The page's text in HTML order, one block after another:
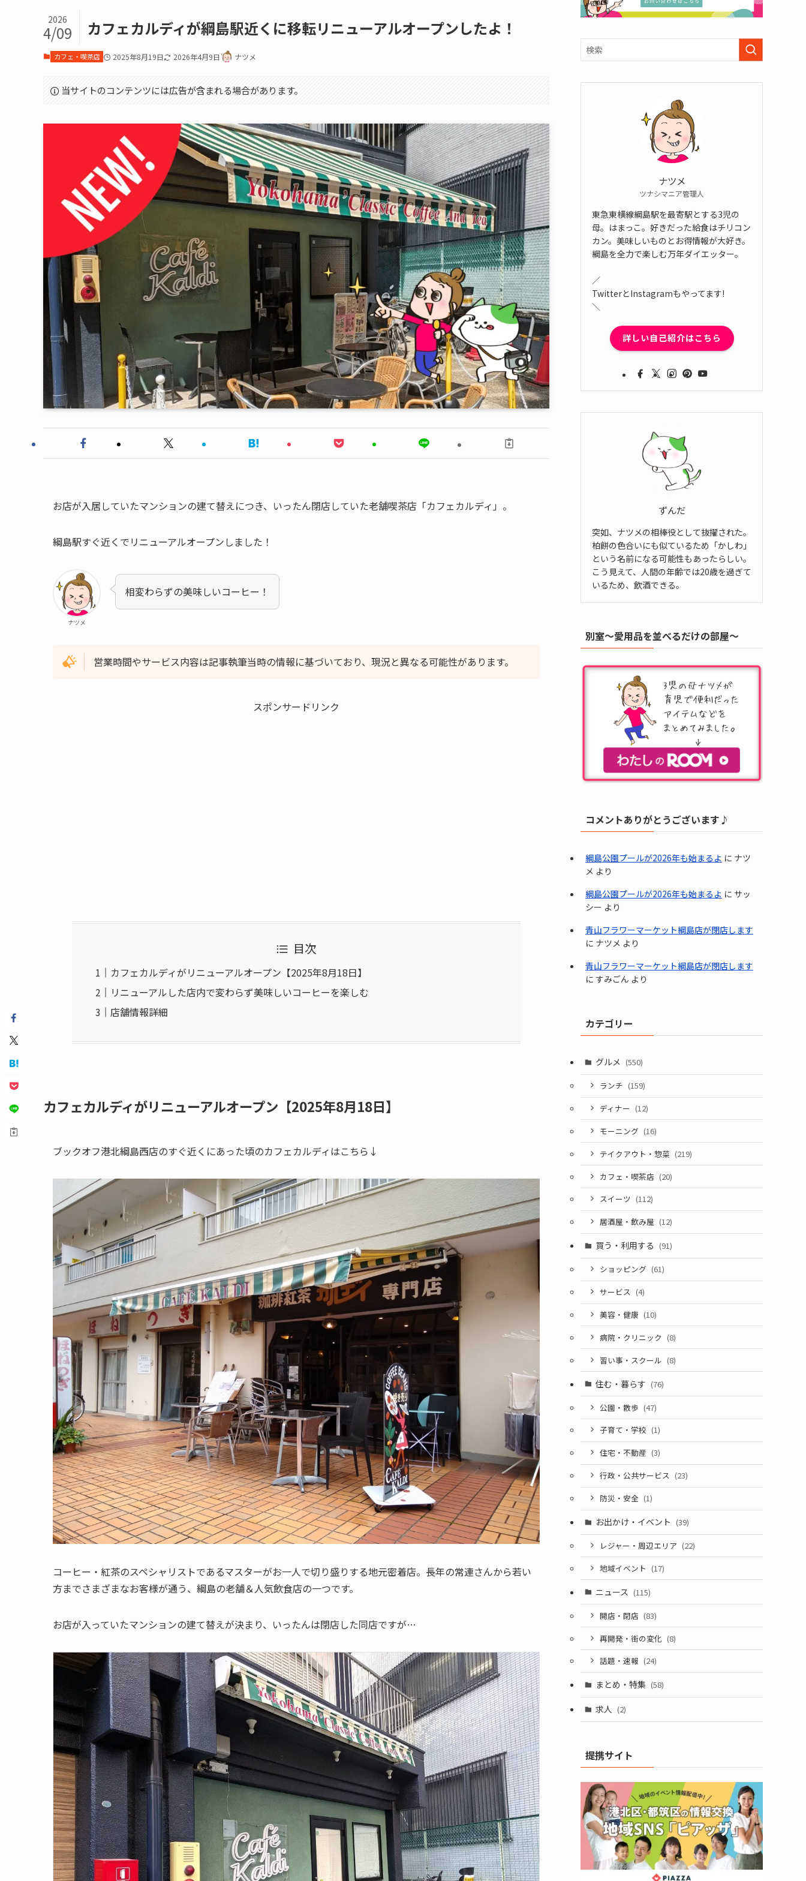
カフェカルディが綱島駅近くに移転リニューアルオープンしたよ！
2026
4/09
カフェ・喫茶店 2025年8月19日 2026年4月9日 ナツメ
当サイトのコンテンツには広告が含まれる場合があります。
お店が入居していたマンションの建て替えにつき、いったん閉店していた老舗喫茶店「カフェカルディ」。
綱島駅すぐ近くでリニューアルオープンしました！
ナツメ
相変わらずの美味しいコーヒー！
営業時間やサービス内容は記事執筆当時の情報に基づいており、現況と異なる可能性があります。
スポンサードリンク
目次
カフェカルディがリニューアルオープン【2025年8月18日】
リニューアルした店内で変わらず美味しいコーヒーを楽しむ
店舗情報詳細
カフェカルディがリニューアルオープン【2025年8月18日】
ブックオフ港北綱島西店のすぐ近くにあった頃のカフェカルディはこちら↓
コーヒー・紅茶のスペシャリストであるマスターがお一人で切り盛りする地元密着店。長年の常連さんから若い
方までさまざまなお客様が通う、綱島の老舗＆人気飲食店の一つです。
お店が入っていたマンションの建て替えが決まり、いったんは閉店した同店ですが…
ナツメ
ツナシマニア管理人
東急東横線綱島駅を最寄駅とする3児の
母。はまっこ。好きだった給食はチリコン
カン。美味しいものとお得情報が大好き。
綱島を全力で楽しむ万年ダイエッター。
／
TwitterとInstagramもやってます!
＼
詳しい自己紹介はこちら
ずんだ
突如、ナツメの相棒役として抜擢された。
柏餅の色合いにも似ているため「かしわ」
という名前になる可能性もあったらしい。
こう見えて、人間の年齢では20歳を過ぎて
いるため、飲酒できる。
別室～愛用品を並べるだけの部屋～
コメントありがとうございます♪
綱島公園プールが2026年も始まるよ に ナツ
メ より
綱島公園プールが2026年も始まるよ に サッ
シー より
青山フラワーマーケット綱島店が閉店します
に ナツメ より
青山フラワーマーケット綱島店が閉店します
に すみごん より
カテゴリー
グルメ (550)
ランチ (159)
ディナー (12)
モーニング (16)
テイクアウト・惣菜 (219)
カフェ・喫茶店 (20)
スイーツ (112)
居酒屋・飲み屋 (12)
買う・利用する (91)
ショッピング (61)
サービス (4)
美容・健康 (10)
病院・クリニック (8)
習い事・スクール (8)
住む・暮らす (76)
公園・散歩 (47)
子育て・学校 (1)
住宅・不動産 (3)
行政・公共サービス (23)
防災・安全 (1)
お出かけ・イベント (39)
レジャー・周辺エリア (22)
地域イベント (17)
ニュース (115)
開店・閉店 (83)
再開発・街の変化 (8)
話題・速報 (24)
まとめ・特集 (58)
求人 (2)
提携サイト